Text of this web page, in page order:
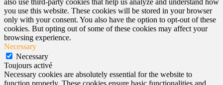
also use third-party cookies that help us analyze and understand how
you use this website. These cookies will be stored in your browser
only with your consent. You also have the option to opt-out of these
cookies. But opting out of some of these cookies may affect your
browsing experience.
Necessary
Necessary
Toujours activé
Necessary cookies are absolutely essential for the website to
function properly. These cookies ensure basic functionalities and